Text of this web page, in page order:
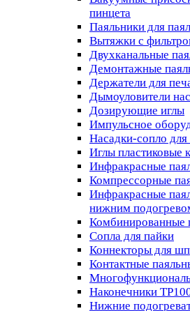
пинцета
Паяльники для
Вытяжки с
Двухканальные
Демонтажные
Держатели для
Дымоуловители
Дозирующие иглы
Импульсное
Насадки-сопло
Иглы пластиковые
Инфракрасные
Компрессорные
Инфракрасные
нижним
Комбинированные
Сопла для пайки
Коннекторы для
Контактные
Наконечники
Нижние